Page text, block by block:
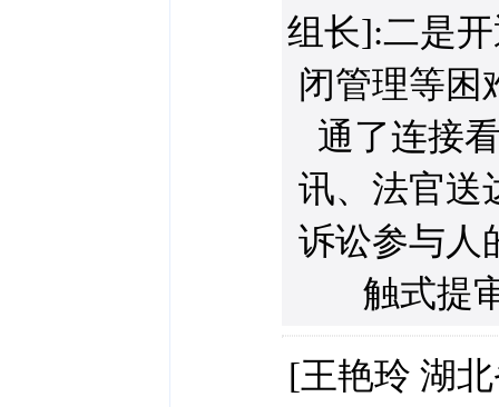
组长]:二是
闭管理等困
通了连接
讯、法官送
诉讼参与人
触式提
[王艳玲 湖